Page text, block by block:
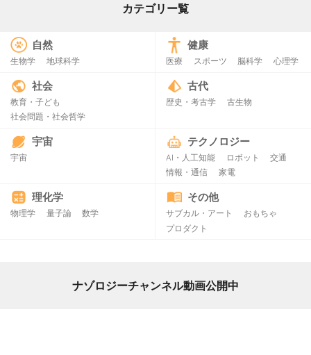
カテゴリー覧
自然
生物学 地球科学
健康
医療 スポーツ 脳科学 心理学
社会
教育・子ども
社会問題・社会哲学
古代
歴史・考古学 古生物
宇宙
宇宙
テクノロジー
AI・人工知能 ロボット
交通
情報・通信
家電
理化学
物理学 量子論 数学
その他
サブカル・アート
おもちゃ
プロダクト
ナゾロジーチャンネル動画公開中